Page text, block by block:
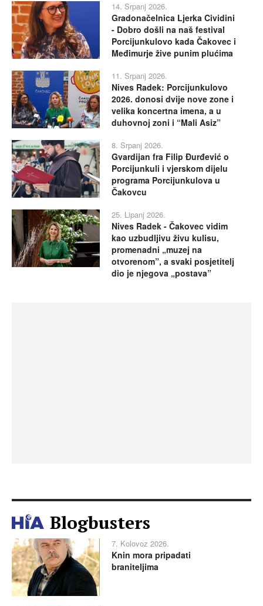
14. Srpanj 2026.
Gradonačelnica Ljerka Cividini
- Dobro došli na naš festival
Porcijunkulovo kada Čakovec i
Međimurje žive punim plućima
11. Srpanj 2026.
Nives Radek: Porcijunkulovo
2026. donosi dvije nove zone i
velika koncertna imena, a u
duhovnoj zoni i “Mali Asiz”
8. Srpanj 2026.
Gvardijan fra Filip Đurđević o
Porcijunkuli i vjerskom dijelu
programa Porcijunkulova u
Čakovcu
25. Lipanj 2026.
Nives Radek - Čakovec vidim
kao uzbudljivu živu kulisu,
promenadni „muzej na
otvorenom”, a svaki posjetitelj
dio je njegova „postava”
Blogbusters
7. Kolovoz 2026.
Knin mora pripadati
braniteljima